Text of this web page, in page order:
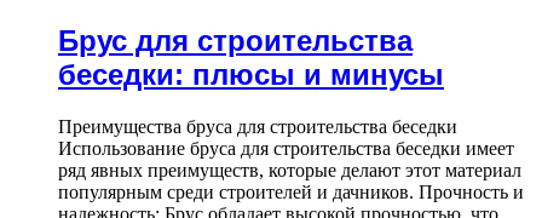
Брус для строительства
беседки: плюсы и минусы
Преимущества бруса для строительства беседки
Использование бруса для строительства беседки имеет
ряд явных преимуществ, которые делают этот материал
популярным среди строителей и дачников. Прочность и
надежность: Брус обладает высокой прочностью, что